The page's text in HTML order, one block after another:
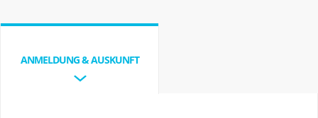
Geburtshilfe
ANMELDUNG & AUSKUNFT